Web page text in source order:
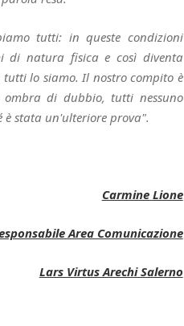
tutti: in queste condizioni
di natura fisica e così diventa
tutti lo siamo. Il nostro compito è
di dubbio, tutti nessuno
è stata un'ulteriore prova".
Carmine Lione
Area Comunicazione
Lars Virtus Arechi Salerno